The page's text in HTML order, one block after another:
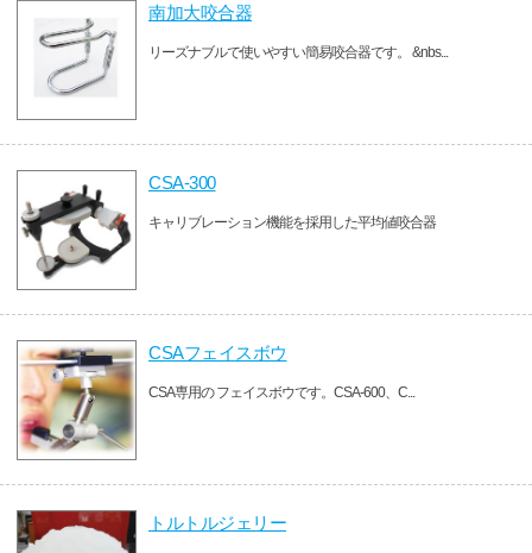
南加大咬合器
リーズナブルで使いやすい簡易咬合器です。 &nbs...
CSA-300
キャリブレーション機能を採用した平均値咬合器
CSAフェイスボウ
CSA専用の フェイスボウです。CSA-600、C...
トルトルジェリー